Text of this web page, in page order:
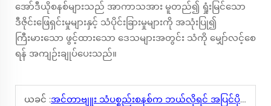
အော်ဒီယိုစနစ်များသည် အာကာသအား မူတည်၍ ရှုံးမြင်သော
ဒီဇိုင်းဖြေရှင်းမှုများနှင့် သံပိုင်းခြားမှုများကို အသုံးပြု၍
ကြီးမားသော ဖွင့်ထားသော ဒေသများအတွင်း သံကို မျှော်လင့်စေ
ရန် အကျဉ်းချုပ်ပေးသည်။
ယခင် :အင်တာဗျူး သံပစ္စည်းစနစ်က ဘယ်လိုရင် အပြင်ပိုင်းတွင် အသုံးပြုရာတွင် အဆင်ပြေမည်?